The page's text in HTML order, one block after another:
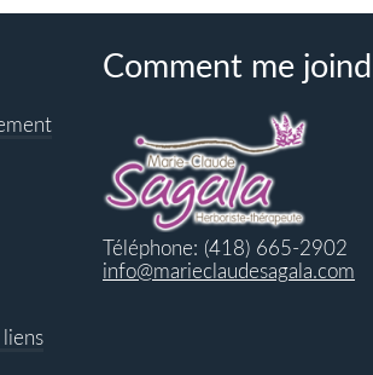
liens
Comment me
Téléphone: (418) 665-2902
info@marieclaudesagala.com